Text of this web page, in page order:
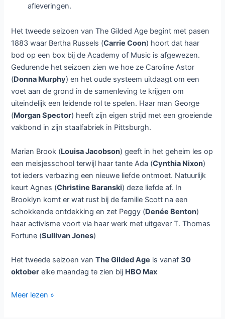
afleveringen.
Het tweede seizoen van The Gilded Age begint met pasen
1883 waar Bertha Russels (Carrie Coon) hoort dat haar
bod op een box bij de Academy of Music is afgewezen.
Gedurende het seizoen zien we hoe ze Caroline Astor
(Donna Murphy) en het oude systeem uitdaagt om een
voet aan de grond in de samenleving te krijgen om
uiteindelijk een leidende rol te spelen. Haar man George
(Morgan Spector) heeft zijn eigen strijd met een groeiende
vakbond in zijn staalfabriek in Pittsburgh.
Marian Brook (Louisa Jacobson) geeft in het geheim les op
een meisjesschool terwijl haar tante Ada (Cynthia Nixon)
tot ieders verbazing een nieuwe liefde ontmoet. Natuurlijk
keurt Agnes (Christine Baranski) deze liefde af. In
Brooklyn komt er wat rust bij de familie Scott na een
schokkende ontdekking en zet Peggy (Denée Benton)
haar activisme voort via haar werk met uitgever T. Thomas
Fortune (Sullivan Jones)
Het tweede seizoen vanThe Gilded Age is vanaf30
oktober elke maandag te zien bij HBO Max
The
Meer lezen »